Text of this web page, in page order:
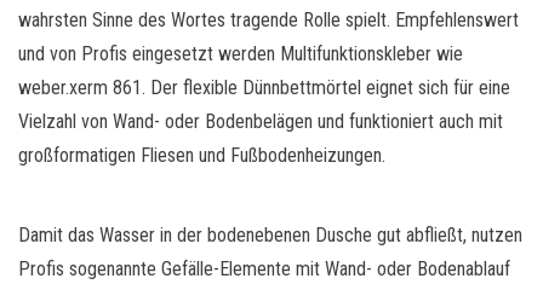
wahrsten Sinne des Wortes tragende Rolle spielt. Empfehlenswert
und von Profis eingesetzt werden Multifunktionskleber wie
weber.xerm 861. Der flexible Dünnbettmörtel eignet sich für eine
Vielzahl von Wand- oder Bodenbelägen und funktioniert auch mit
großformatigen Fliesen und Fußbodenheizungen.
Damit das Wasser in der bodenebenen Dusche gut abfließt, nutzen
Profis sogenannte Gefälle-Elemente mit Wand- oder Bodenablauf